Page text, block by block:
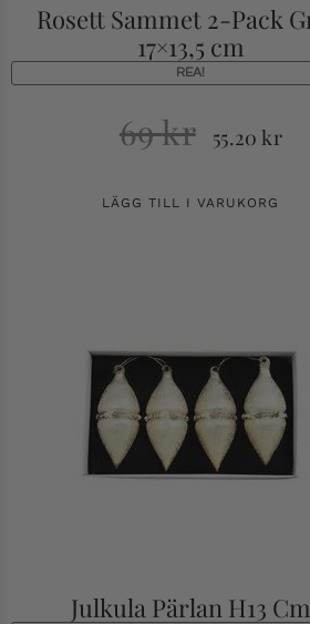
Rosett Sammet 2-Pack
17×13,5 cm
REA!
69kr 55.20kr
LÄGG TILL I VARUKORG
Julkula Pärlan H13 Cm